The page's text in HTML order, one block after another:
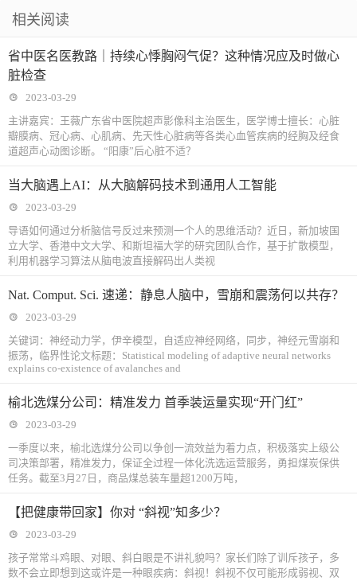
相关阅读
省中医名医教路｜持续心悸胸闷气促？这种情况应及时做心
脏检查
2023-03-29
主讲嘉宾：王薇广东省中医院超声影像科主治医生，医学博士擅长：心脏
瓣膜病、冠心病、心肌病、先天性心脏病等各类心血管疾病的经胸及经食
道超声心动图诊断。 “阳康”后心脏不适？
当大脑遇上AI：从大脑解码技术到通用人工智能
2023-03-29
导语如何通过分析脑信号反过来预测一个人的思维活动？近日，新加坡国
立大学、香港中文大学、和斯坦福大学的研究团队合作，基于扩散模型，
利用机器学习算法从脑电波直接解码出人类视
Nat. Comput. Sci. 速递：静息人脑中，雪崩和震荡何以共存？
2023-03-29
关键词：神经动力学，伊辛模型，自适应神经网络，同步，神经元雪崩和
振荡，临界性论文标题：Statistical modeling of adaptive neural networks
explains co-existence of avalanches and
榆北选煤分公司：精准发力 首季装运量实现“开门红”
2023-03-29
一季度以来，榆北选煤分公司以争创一流效益为着力点，积极落实上级公
司决策部署，精准发力，保证全过程一体化洗选运营服务，勇担煤炭保供
任务。截至3月27日，商品煤总装车量超1200万吨，
【把健康带回家】你对 “斜视”知多少？
2023-03-29
孩子常常斗鸡眼、对眼、斜白眼是不讲礼貌吗？家长们除了训斥孩子，多
数不会立即想到这或许是一种眼疾病：斜视！斜视不仅可能形成弱视、双